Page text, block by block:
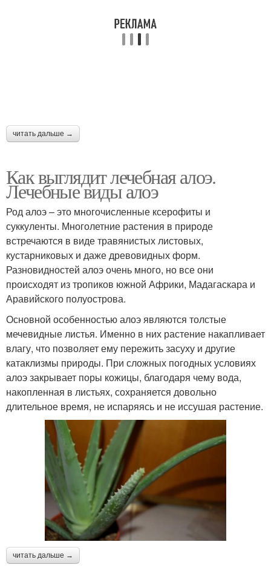
читать дальше →
Как выглядит лечебная алоэ.
Лечебные виды алоэ
Род алоэ – это многочисленные ксерофиты и
суккуленты. Многолетние растения в природе
встречаются в виде травянистых листовых,
кустарниковых и даже древовидных форм.
Разновидностей алоэ очень много, но все они
происходят из тропиков южной Африки, Мадагаскара и
Аравийского полуострова.
Основной особенностью алоэ являются толстые
мечевидные листья. Именно в них растение накапливает
влагу, что позволяет ему пережить засуху и другие
катаклизмы природы. При сложных погодных условиях
алоэ закрывает поры кожицы, благодаря чему вода,
накопленная в листьях, сохраняется довольно
длительное время, не испаряясь и не иссушая растение.
читать дальше →